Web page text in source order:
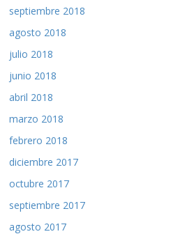
septiembre 2018
agosto 2018
julio 2018
junio 2018
abril 2018
marzo 2018
febrero 2018
diciembre 2017
octubre 2017
septiembre 2017
agosto 2017